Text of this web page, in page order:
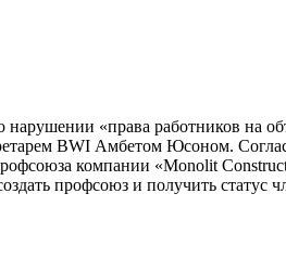
«права работников на
BWI Амбетом Юсоном.
компании «Monolit
профсоюз и получить статус